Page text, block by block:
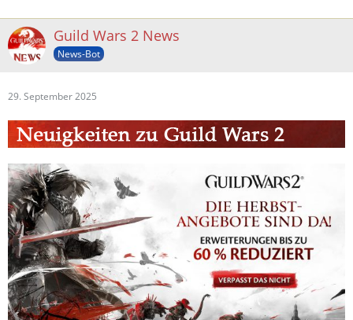
Guild Wars 2 News
News-Bot
29. September 2025